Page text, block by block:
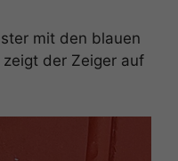
mit den blauen
der Zeiger auf